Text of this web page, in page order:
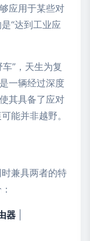
应用于某些对
“达到工业应
”，天生为复
一辆经过深度
其具备了应对
能并非越野。
兼具两者的特
器